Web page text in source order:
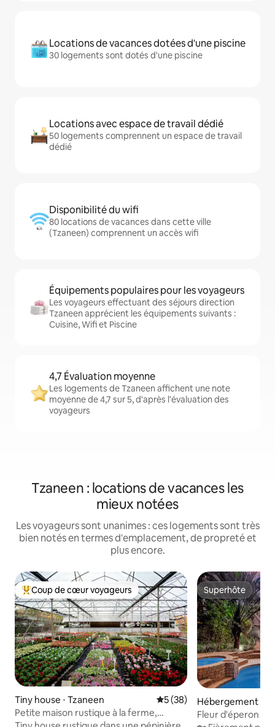
Locations de vacances dotées d'une piscine
30 logements sont dotés d'une piscine
Locations avec espace de travail dédié
50 logements comprennent un espace de travail
dédié
Disponibilité du wifi
80 locations de vacances dans cette ville
(Tzaneen) comprennent un accès wifi
Équipements populaires pour les voyageurs
Les voyageurs effectuant des séjours direction
Tzaneen apprécient les équipements suivants :
Cuisine, Wifi et Piscine
4,7 Évaluation moyenne
Les logements de Tzaneen affichent une note
moyenne de 4,7 sur 5, d'après l'évaluation des
voyageurs
Tzaneen : locations de vacances les
mieux notées
Les voyageurs sont unanimes : ces logements sont très
bien notés en termes d'emplacement, de propreté et
plus encore.
Coups de cœur voyageurs les plus appréciés
Coup de cœur voyageurs
Tiny house ⋅ Tzaneen Évaluation moyenne sur la
5 (38)
Petite maison rustique à la ferme,
évasion vers la tranquillité
Superhôte
Superhôte
Hébergement ⋅
Fleur d'éperon